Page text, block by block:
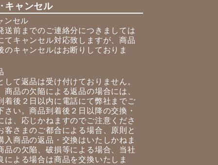
キャンセル
ンセル
送前までのご連絡分につきましては
てキャンセル対応致しますが、商品
のキャンセルはお断りしておりま
して返品は受け付けておりません。
商品の欠陥による返品の場合には、
着後２日以内に電話にて弊社までご
さい。商品到着後２日以降の交換・
は、応じかねますのでご注意くださ
客さまのご都合による場合、原則と
入商品の返品・交換はいたしかねま
品の欠陥、破損等による場合、当社
による場合は商品を交換いたしま